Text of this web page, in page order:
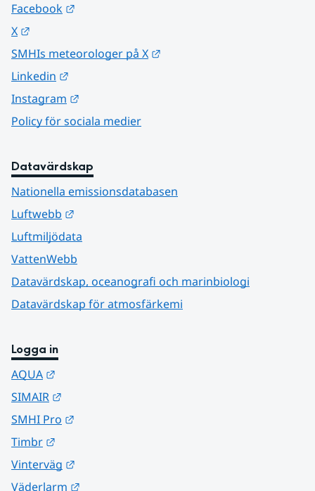
Facebook
X
SMHIs meteorologer på X
Linkedin
Instagram
Policy för sociala medier
Datavärdskap
Nationella emissionsdatabasen
Luftwebb
Luftmiljödata
VattenWebb
Datavärdskap, oceanografi och marinbiologi
Datavärdskap för atmosfärkemi
Logga in
AQUA
SIMAIR
SMHI Pro
Timbr
Vinterväg
Väderlarm